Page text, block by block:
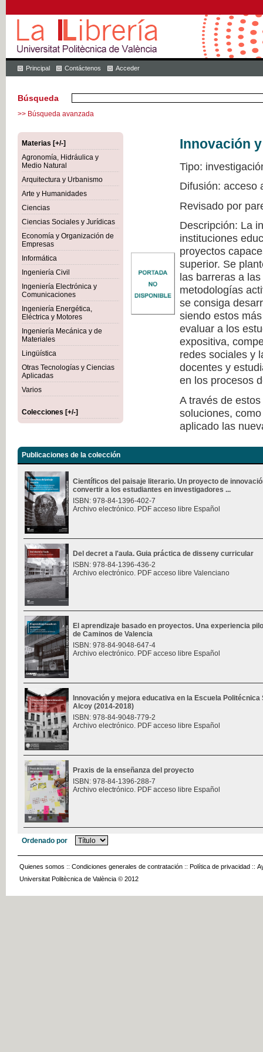
Principal Contáctenos Acceder
Búsqueda
>> Búsqueda avanzada
Materias [+/-]
Agronomía, Hidráulica y
Medio Natural
Arquitectura y Urbanismo
Arte y Humanidades
Ciencias
Ciencias Sociales y Jurídicas
Economía y Organización de
Empresas
Informática
Ingeniería Civil
Ingeniería Electrónica y
Comunicaciones
Ingeniería Energética,
Eléctrica y Motores
Ingeniería Mecánica y de
Materiales
Lingüística
Otras Tecnologías y Ciencias
Aplicadas
Varios
Colecciones [+/-]
Innovación
Tipo:
Difusión: acceso
Revisado por
Descripción: La
instituciones
proyectos
superior. Se
las barreras a
metodologías
se consiga
siendo estos
evaluar a los
expositiva,
redes sociales y
docentes y
en los procesos
A través de
soluciones,
aplicado las
Publicaciones de la colección
Científicos del paisaje literario. Un proyecto de
convertir a los estudiantes en investigadores ...
ISBN: 978-84-1396-402-7
Archivo electrónico. PDF acceso libre Español
Del decret a l'aula. Guia práctica de disseny curricular
ISBN: 978-84-1396-436-2
Archivo electrónico. PDF acceso libre Valenciano
El aprendizaje basado en proyectos. Una experiencia
de Caminos de Valencia
ISBN: 978-84-9048-647-4
Archivo electrónico. PDF acceso libre Español
Innovación y mejora educativa en la Escuela Politécnica
Alcoy (2014-2018)
ISBN: 978-84-9048-779-2
Archivo electrónico. PDF acceso libre Español
Praxis de la enseñanza del proyecto
ISBN: 978-84-1396-288-7
Archivo electrónico. PDF acceso libre Español
Ordenado por
Quienes somos :: Condiciones generales de contratación :: Política de privacidad ::
Universitat Politècnica de València © 2012